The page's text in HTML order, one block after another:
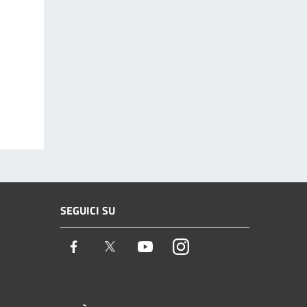
SEGUICI SU
Facebook Twitter YoutubeInstagram